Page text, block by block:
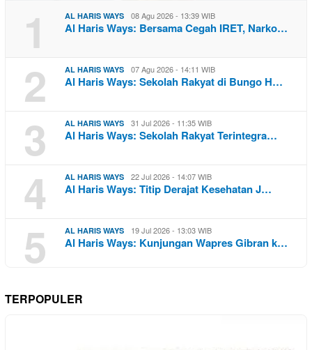
1 AL HARIS WAYS 08 Agu 2026 - 13:39 WIB
Al Haris Ways: Bersama Cegah IRET, Narko…
2 AL HARIS WAYS 07 Agu 2026 - 14:11 WIB
Al Haris Ways: Sekolah Rakyat di Bungo H…
3 AL HARIS WAYS 31 Jul 2026 - 11:35 WIB
Al Haris Ways: Sekolah Rakyat Terintegra…
4 AL HARIS WAYS 22 Jul 2026 - 14:07 WIB
Al Haris Ways: Titip Derajat Kesehatan J…
5 AL HARIS WAYS 19 Jul 2026 - 13:03 WIB
Al Haris Ways: Kunjungan Wapres Gibran k…
TERPOPULER